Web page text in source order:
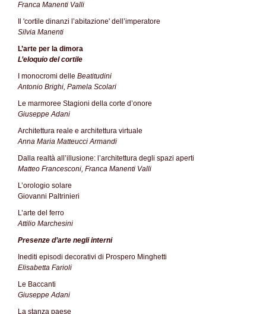
Franca Manenti Valli
Il 'cortile dinanzi l’abitazione' dell’imperatore
Silvia Manenti
L’arte per la dimora
L’eloquio del cortile
I monocromi delle Beatitudini
Antonio Brighi, Pamela Scolari
Le marmoree Stagioni della corte d’onore
Giuseppe Adani
Architettura reale e architettura virtuale
Anna Maria Matteucci Armandi
Dalla realtà all’illusione: l’architettura degli spazi aperti
Matteo Francesconi, Franca Manenti Valli
L’orologio solare
Giovanni Paltrinieri
L’arte del ferro
Attilio Marchesini
Presenze d’arte negli interni
Inediti episodi decorativi di Prospero Minghetti
Elisabetta Farioli
Le Baccanti
Giuseppe Adani
La stanza paese